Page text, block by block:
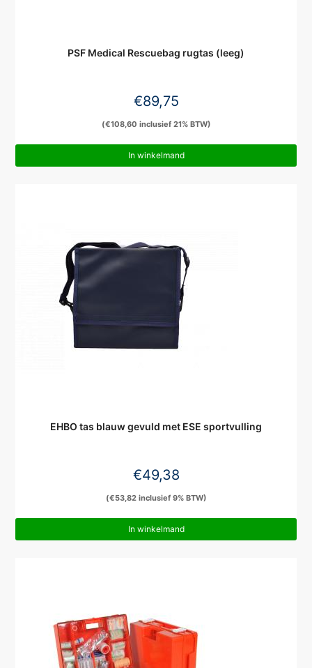
PSF Medical Rescuebag rugtas (leeg)
€89,75
(€108,60 inclusief 21% BTW)
In winkelmand
EHBO tas blauw gevuld met ESE sportvulling
€49,38
(€53,82inclusief 9% BTW)
In winkelmand